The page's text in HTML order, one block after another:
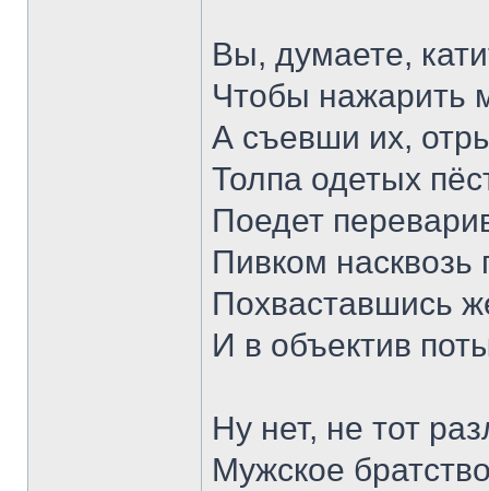
Вы, думаете,
Чтобы нажарить
А съевши их,
Толпа одетых
Поедет
Пивком насквозь
Похваставшись
И в объектив
Ну нет, не тот
Мужское